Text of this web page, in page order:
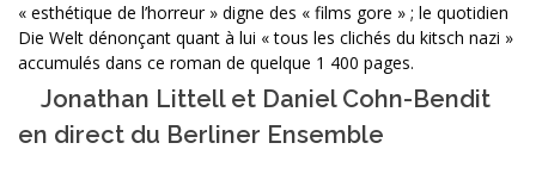
« esthétique de l’horreur » digne des « films gore » ; le quotidien
Die Welt dénonçant quant à lui « tous les clichés du kitsch nazi »
accumulés dans ce roman de quelque 1 400 pages.
Jonathan Littell et Daniel Cohn-Bendit
en direct du Berliner Ensemble